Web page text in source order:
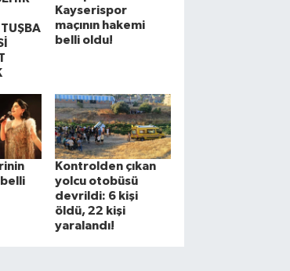
Kayserispor
maçının hakemi
belli oldu!
Kontrolden çıkan
yolcu otobüsü
devrildi: 6 kişi
öldü, 22 kişi
yaralandı!